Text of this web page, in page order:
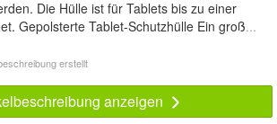
Die Hülle ist für Tablets bis zu einer
Gepolsterte Tablet-Schutzhülle Ein groß...
erstellt
anzeigen